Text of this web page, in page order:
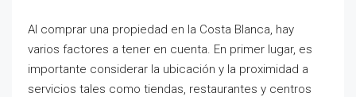
Al comprar una propiedad en la Costa Blanca, hay
varios factores a tener en cuenta. En primer lugar, es
importante considerar la ubicación y la proximidad a
servicios tales como tiendas, restaurantes y centros